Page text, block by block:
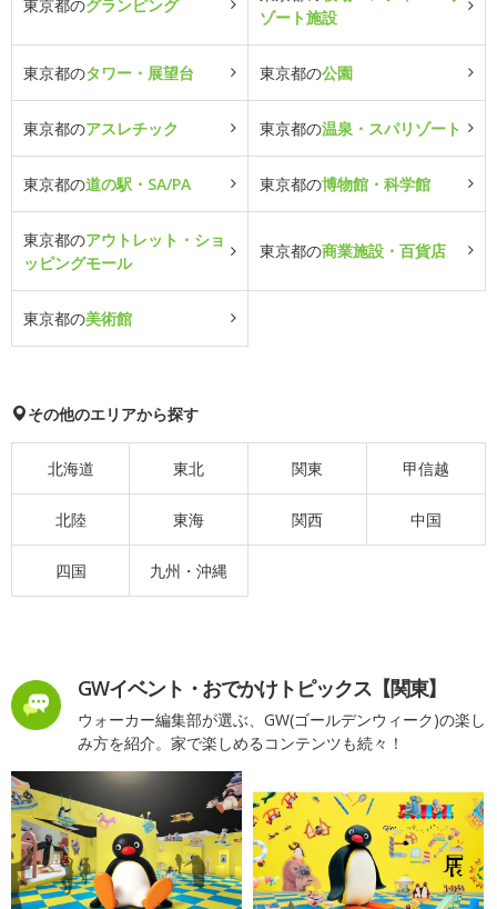
東京都のグランピング
ゾート施設
東京都のタワー・展望台 東京都の公園
東京都のアスレチック 東京都の温泉・スパリゾート
東京都の道の駅・SA/PA 東京都の博物館・科学館
東京都のアウトレット・ショ
ッピングモール
東京都の商業施設・百貨店
東京都の美術館
その他のエリアから探す
北海道 東北 関東 甲信越
北陸 東海 関西 中国
四国 九州・沖縄
GWイベント・おでかけトピックス【関東】
ウォーカー編集部が選ぶ、GW(ゴールデンウィーク)の楽し
み方を紹介。家で楽しめるコンテンツも続々！